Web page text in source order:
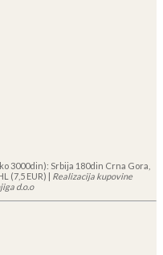
3000din): Srbija 180din Crna Gora,
(7,5 EUR) | Realizacija kupovine
d.o.o